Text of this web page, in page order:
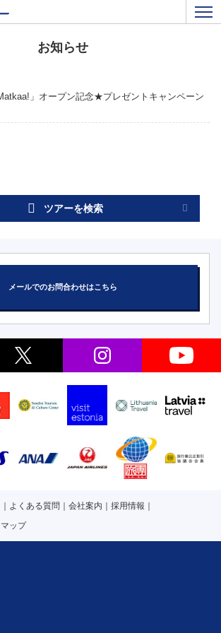
お知らせ
」オープン記念★プレゼントキャンペーン
ツアーを検索
メールでのお問合わせはこちら
よくある質問 会社案内
採用情報
ップ